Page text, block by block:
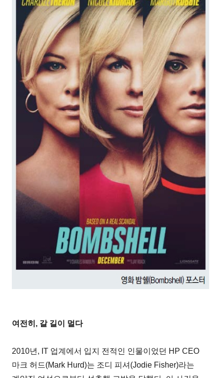
여전히, 갈 길이 멀다
2010년, IT 업계에서 입지 전적인 인물이었던 HP CEO
마크 허드(Mark Hurd)는 조디 피셔(Jodie Fisher)라는